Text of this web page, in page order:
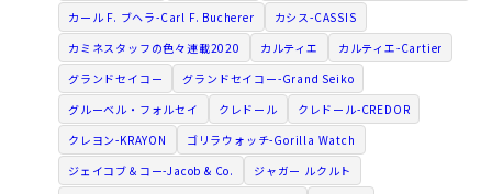
カール F. ブヘラ-Carl F. Bucherer
カシス-CASSIS
カミネスタッフの色々連載2020
カルティエ
カルティエ-Cartier
グランドセイコー
グランドセイコー-Grand Seiko
グルーベル・フォルセイ
クレドール
クレドール-CREDOR
クレヨン-KRAYON
ゴリラウォッチ-Gorilla Watch
ジェイコブ＆コー-Jacob & Co.
ジャガー ルクルト